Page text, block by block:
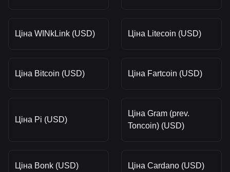
Ціна WINkLink (USD) Ціна Litecoin (USD)
Ціна Bitcoin (USD) Ціна Fartcoin (USD)
Ціна Pi (USD)
Ціна Gram (prev.
Toncoin) (USD)
Ціна Bonk (USD) Ціна Cardano (USD)